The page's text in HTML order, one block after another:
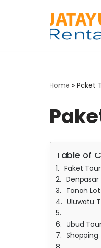
Home » Paket
Table of
Paket
Denpasar
Tanah
Uluwatu
Ubud Tour
Shopping